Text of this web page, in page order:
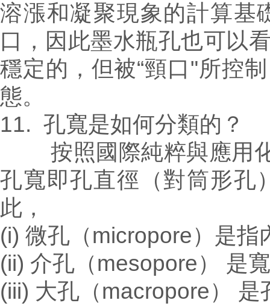
溶漲和凝聚現象的計算基
口，因此墨水瓶孔也可以
穩定的，但被“頸口"所控
態。
11. 孔寬是如何分類的？
按照國際純粹與應用化
孔寬即孔直徑（對筒形孔
此，
(i) 微孔（micropore）是
(ii) 介孔（mesopore） 是
(iii) 大孔（macropore）